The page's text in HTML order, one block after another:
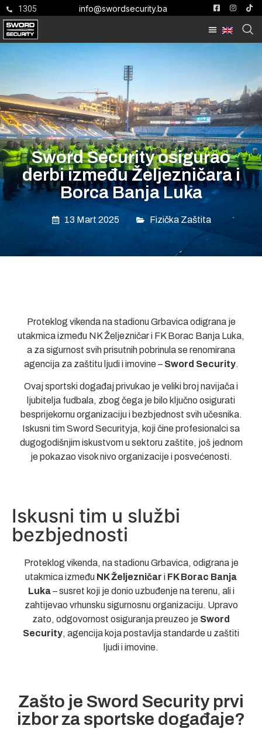
1305 info@swordsecurity.ba
Sword Security osigurao
derbi između Željezničara i
Borca Banja Luka
13 Mart 2025 Fizička Zaštita
Proteklog vikenda na stadionu Grbavica odigrana je
utakmica između NK Željezničar i FK Borac Banja Luka,
a za sigurnost svih prisutnih pobrinula se renomirana
agencija za zaštitu ljudi i imovine – Sword Security.
Ovaj sportski događaj privukao je veliki broj navijača i
ljubitelja fudbala, zbog čega je bilo ključno osigurati
besprijekornu organizaciju i bezbjednost svih učesnika.
Iskusni tim Sword Securityja, koji čine profesionalci sa
dugogodišnjim iskustvom u sektoru zaštite, još jednom
je pokazao visok nivo organizacije i posvećenosti.
Iskusni tim u službi
bezbjednosti
Proteklog vikenda, na stadionu Grbavica, odigrana je
utakmica između NK Željezničar i FK Borac Banja
Luka– susret koji je donio uzbuđenje na terenu, ali i
zahtijevao vrhunsku sigurnosnu organizaciju. Upravo
zato, odgovornost osiguranja preuzeo je Sword
Security, agencija koja postavlja standarde u zaštiti
ljudi i imovine.
Zašto je Sword Security prvi
izbor za sportske događaje?